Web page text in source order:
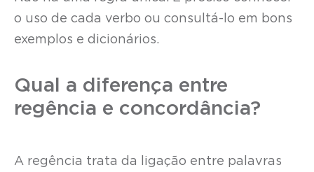
o uso de cada verbo ou consultá-lo em bons
exemplos e dicionários.
Qual a diferença entre
regência e concordância?
A regência trata da ligação entre palavras